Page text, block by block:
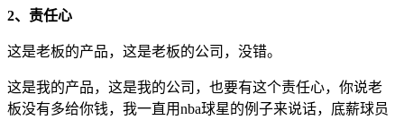
2、责任心
这是老板的产品，这是老板的公司，没错。
这是我的产品，这是我的公司，也要有这个责任心，你说老
板没有多给你钱，我一直用nba球星的例子来说话，底薪球员